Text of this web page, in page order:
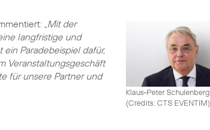
Klaus-Peter Schulenberg
(Credits: CTS EVENTIM)
„Mit der
langfristige und
Paradebeispiel dafür,
Veranstaltungsgeschäft
für unsere Partner und